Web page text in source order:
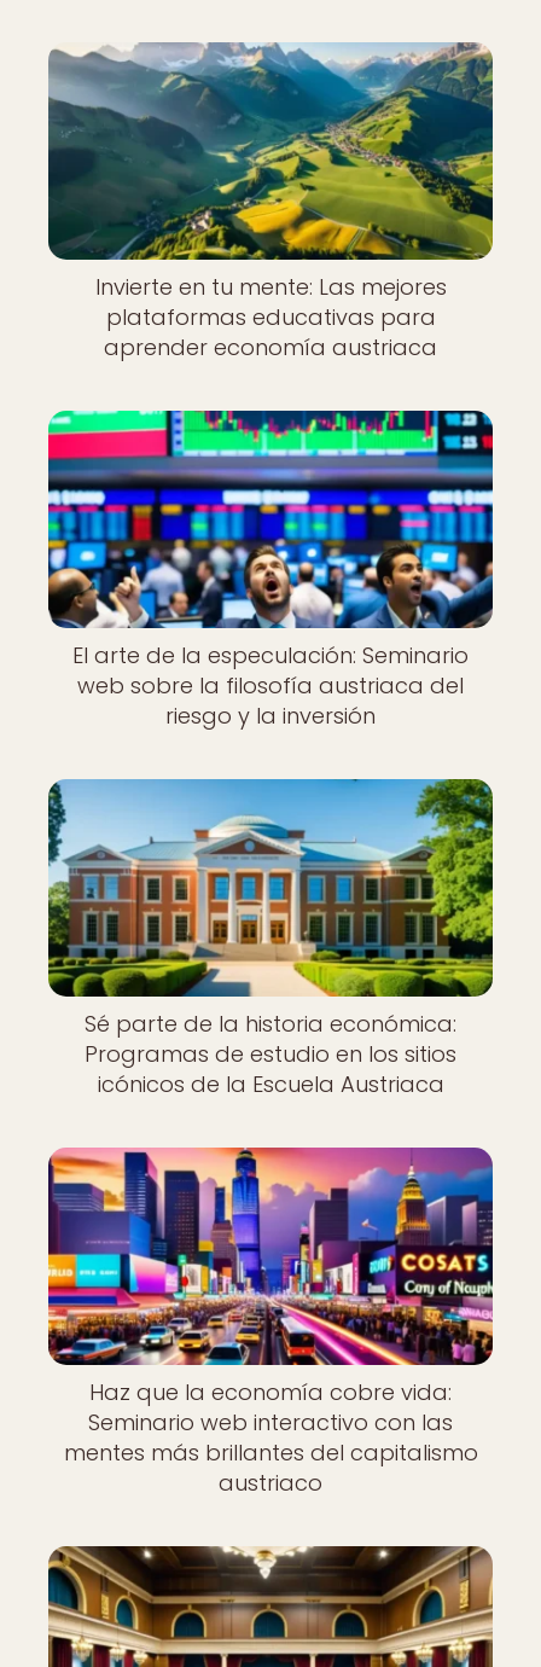
Invierte en tu mente: Las mejores
plataformas educativas para
aprender economía austriaca
El arte de la especulación: Seminario
web sobre la filosofía austriaca del
riesgo y la inversión
Sé parte de la historia económica:
Programas de estudio en los sitios
icónicos de la Escuela Austriaca
Haz que la economía cobre vida:
Seminario web interactivo con las
mentes más brillantes del capitalismo
austriaco